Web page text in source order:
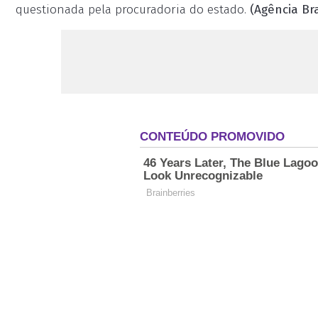
questionada pela procuradoria do estado. (Agência